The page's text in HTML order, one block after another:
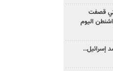
قصفت
اليوم
إسرائيل..